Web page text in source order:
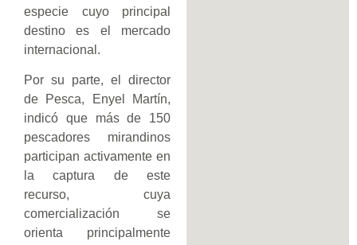
especie cuyo principal
destino es el mercado
internacional.
Por su parte, el director
de Pesca, Enyel Martín,
indicó que más de 150
pescadores mirandinos
participan activamente en
la captura de este
recurso, cuya
comercialización se
orienta principalmente